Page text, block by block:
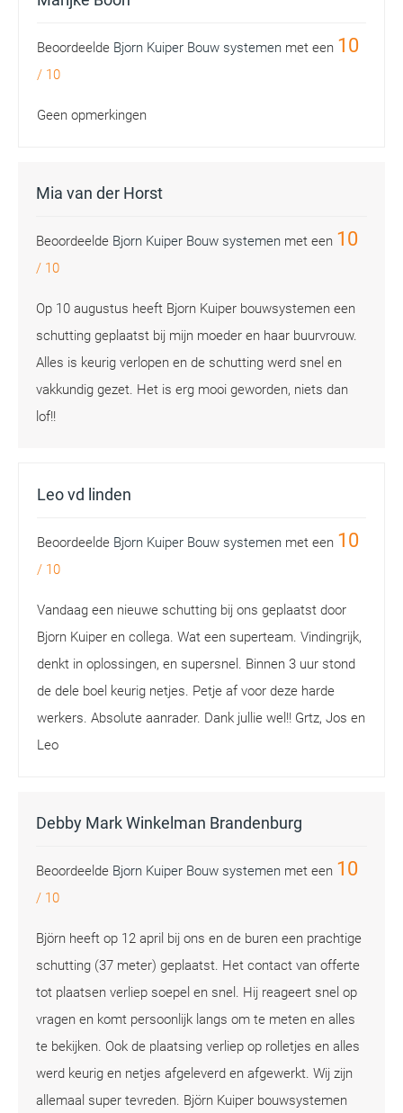
Beoordeelde Bjorn Kuiper Bouw systemen met een 10
/ 10
Geen opmerkingen
Mia van der Horst
Beoordeelde Bjorn Kuiper Bouw systemen met een 10
/ 10
Op 10 augustus heeft Bjorn Kuiper bouwsystemen een
schutting geplaatst bij mijn moeder en haar buurvrouw.
Alles is keurig verlopen en de schutting werd snel en
vakkundig gezet. Het is erg mooi geworden, niets dan
lof!!
Leo vd linden
Beoordeelde Bjorn Kuiper Bouw systemen met een 10
/ 10
Vandaag een nieuwe schutting bij ons geplaatst door
Bjorn Kuiper en collega. Wat een superteam. Vindingrijk,
denkt in oplossingen, en supersnel. Binnen 3 uur stond
de dele boel keurig netjes. Petje af voor deze harde
werkers. Absolute aanrader. Dank jullie wel!! Grtz, Jos en
Leo
Debby Mark Winkelman Brandenburg
Beoordeelde Bjorn Kuiper Bouw systemen met een 10
/ 10
Björn heeft op 12 april bij ons en de buren een prachtige
schutting (37 meter) geplaatst. Het contact van offerte
tot plaatsen verliep soepel en snel. Hij reageert snel op
vragen en komt persoonlijk langs om te meten en alles
te bekijken. Ook de plaatsing verliep op rolletjes en alles
werd keurig en netjes afgeleverd en afgewerkt. Wij zijn
allemaal super tevreden. Björn Kuiper bouwsystemen